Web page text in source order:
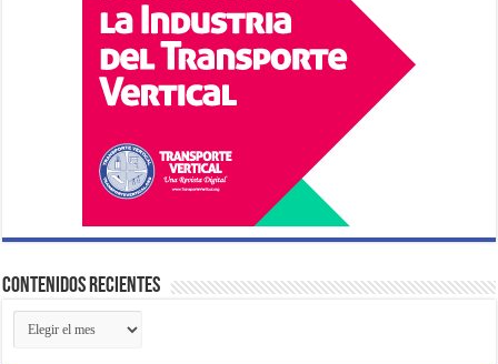
Contenidos Recientes
Contenidos
Recientes